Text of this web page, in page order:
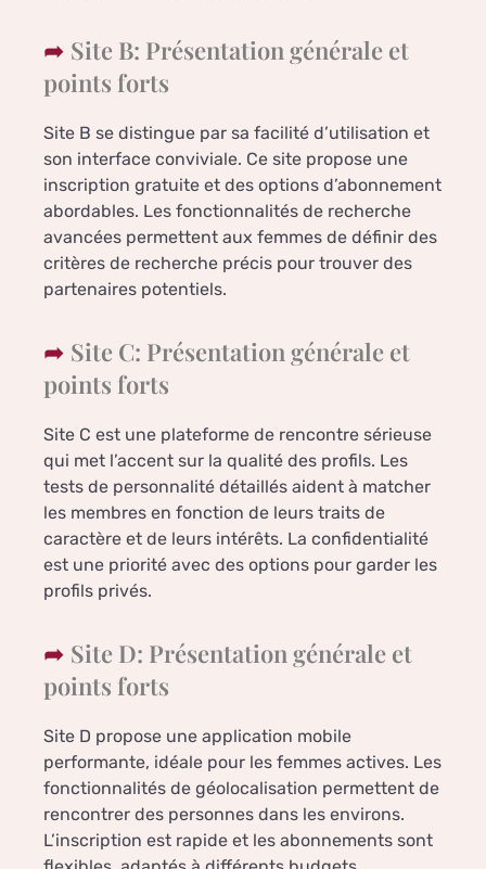
Site B: Présentation générale et
points forts
Site B se distingue par sa facilité d’utilisation et
son interface conviviale. Ce site propose une
inscription gratuite et des options d’abonnement
abordables. Les fonctionnalités de recherche
avancées permettent aux femmes de définir des
critères de recherche précis pour trouver des
partenaires potentiels.
Site C: Présentation générale et
points forts
Site C est une plateforme de rencontre sérieuse
qui met l’accent sur la qualité des profils. Les
tests de personnalité détaillés aident à matcher
les membres en fonction de leurs traits de
caractère et de leurs intérêts. La confidentialité
est une priorité avec des options pour garder les
profils privés.
Site D: Présentation générale et
points forts
Site D propose une application mobile
performante, idéale pour les femmes actives. Les
fonctionnalités de géolocalisation permettent de
rencontrer des personnes dans les environs.
L’inscription est rapide et les abonnements sont